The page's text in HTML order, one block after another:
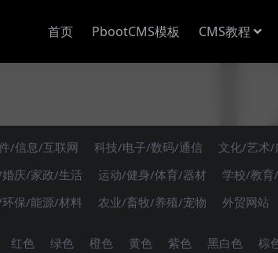
首页 PbootCMS模板 CMS教程
/信息/互联网 科技/电子/数码/通信 文化/艺术/
庆/家政/生活 运动/健身/体育/器材 学校/教
保/能源/材料 农业/畜牧/养殖/宠物 外贸网站
红色 绿色 橙色 黄色 紫色 黑白色 棕